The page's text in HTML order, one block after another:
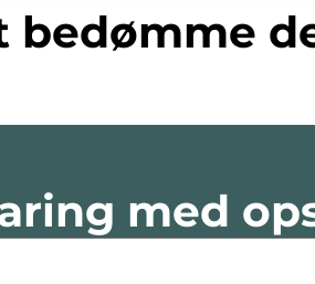
med